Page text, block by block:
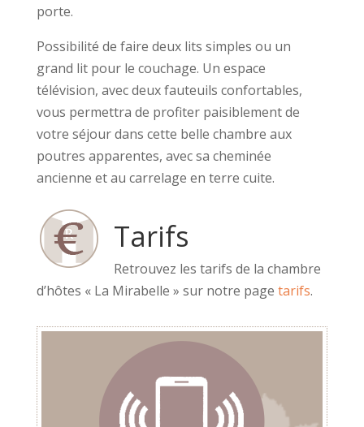
porte.
Possibilité de faire deux lits simples ou un
grand lit pour le couchage. Un espace
télévision, avec deux fauteuils confortables,
vous permettra de profiter paisiblement de
votre séjour dans cette belle chambre aux
poutres apparentes, avec sa cheminée
ancienne et au carrelage en terre cuite.
Tarifs
Retrouvez les tarifs de la chambre
d’hôtes « La Mirabelle » sur notre page tarifs.